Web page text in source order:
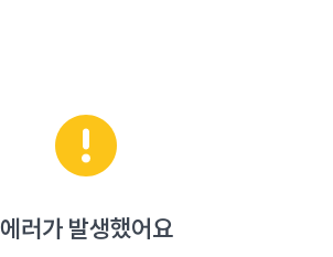
에러가 발생했어요